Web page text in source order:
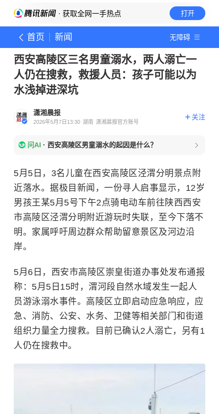
· 获取全网一手热点 打开
首页 新闻 无障碍
西安高陵区三名男童溺水，两人溺亡一
人仍在搜救，救援人员：孩子可能以为
水浅掉进深坑
潇湘晨报
2026年5月7日13:30 湖南 潇湘晨报官方账号
关注
问AI · 西安高陵区男童溺水的起因是什么？
5月5日，3名儿童在西安高陵区泾渭分明景点附
近落水。据极目新闻，一份寻人启事显示，12岁
男孩王某5月5号下午2点骑电动车前往陕西西安
市高陵区泾渭分明附近游玩时失联，至今下落不
明。家属呼吁周边群众帮助留意景区及河边沿
岸。
5月6日，西安市高陵区崇皇街道办事处发布通报
称：5月5日15时，渭河段自然水域发生一起人
员游泳溺水事件。高陵区立即启动应急响应，应
急、消防、公安、水务、卫健等相关部门和街道
组织力量全力搜救。目前已确认2人溺亡，另有1
人仍在搜救中。